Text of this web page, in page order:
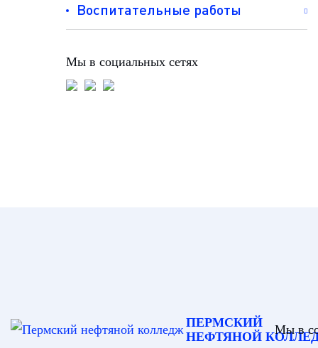
Воспитательные работы
Мы в социальных сетях
ПЕРМСКИЙ
НЕФТЯНОЙ
Мы в